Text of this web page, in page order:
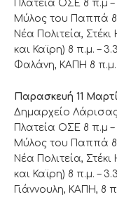
Πλατεία ΟΣΕ 8 π.μ –
Μύλος του Παππά 8
Νέα Πολιτεία,
και Καϊρη) 8 π.μ. –
Φαλάνη, ΚΑΠΗ 8 π.μ.
Παρασκευή 11
Δημαρχείο Λάρισας
Πλατεία ΟΣΕ 8 π.μ –
Μύλος του Παππά 8
Νέα Πολιτεία,
και Καϊρη) 8 π.μ. –
Γιάννουλη, ΚΑΠΗ, 8